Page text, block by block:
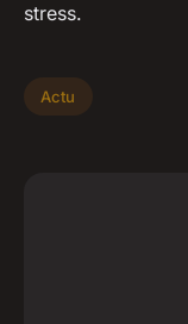
stress.
Actu